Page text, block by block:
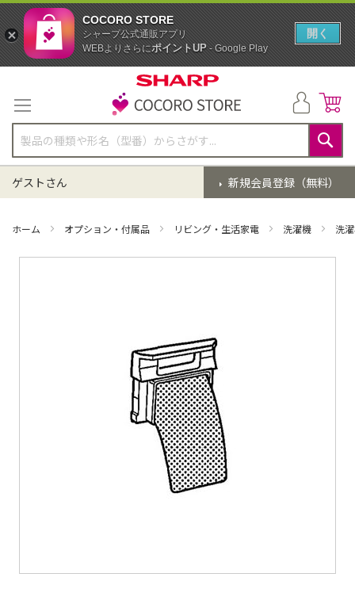
テ
ン
ツ
に
ス
キ
ッ
検
索
新規会員登録（無料）
ゲストさん
ホーム オプション・付属品 リビング・生活家電 洗濯機 洗
COCORO STORE
シャープ公式通販アプリ
WEBよりさらにポイントUP- Google Play
開く